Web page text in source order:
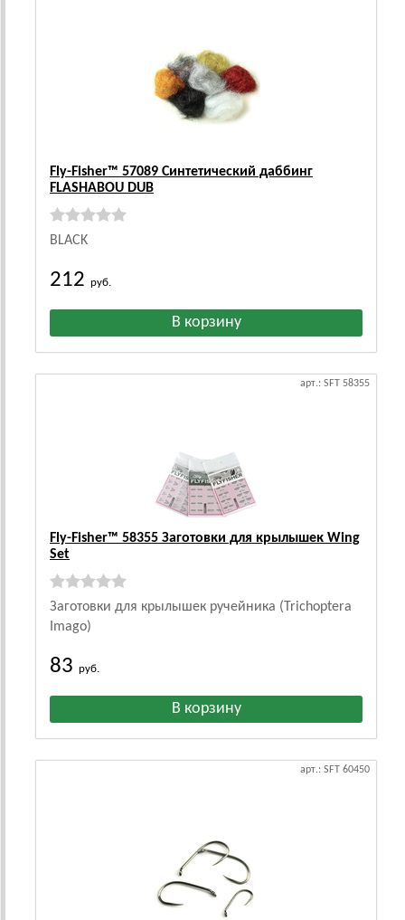
Fly-Fisher™ 57089 Синтетический даббинг
FLASHABOU DUB
BLACK
212 руб.
арт.: SFT 58355
Fly-Fisher™ 58355 Заготовки для крылышек Wing
Set
Заготовки для крылышек ручейника (Trichoptera
Imago)
83 руб.
арт.: SFT 60450